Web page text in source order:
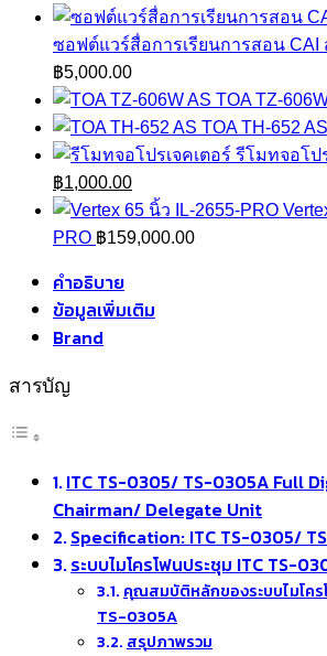
through
฿11,760.00
ซอฟต์แวร์สื่อการเรียนการสอน CAI
฿5,000.00
TOA TZ-
TOA TH-652 AS
รีโมทจอโป
Original
price
was:
฿1,000.00Current
price
is:
PRO ฿159,000.00
คำอธิบาย
ข้อมูลเพิ่มเติม
Brand
สารบัญ
ITC TS-0305/ TS-0305A Full
Chairman/ Delegate Unit
Specification: ITC TS-0305/
ระบบไมโครโฟนประชุม ITC TS-
คุณสมบัติหลักของระบบไมโค
TS-0305A
สรุปภาพรวม